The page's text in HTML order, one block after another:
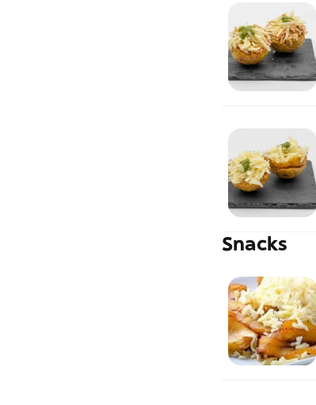
Snacks